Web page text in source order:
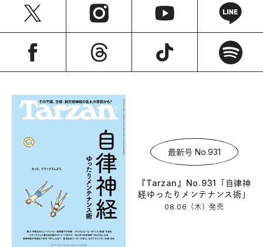
最新号 No.931
『Tarzan』No.931「自律神
経ゆったりメンテナンス術」
08.06（木）発売